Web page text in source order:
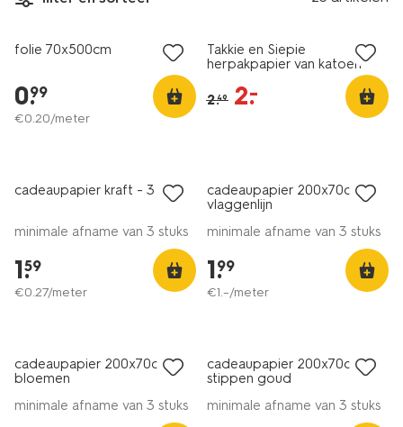
folie 70x500cm
0.
99
€0.20/meter
Takkie en Siepie
herpakpapier van katoen
2.49 2.
–
cadeaupapier kraft - 3 stuks
minimale afname van 3 stuks
1.
59
€0.27/meter
cadeaupapier 200x70cm
vlaggenlijn
minimale afname van 3 stuks
1.
99
€1.–/meter
cadeaupapier 200x70cm
bloemen
minimale afname van 3 stuks
cadeaupapier 200x70cm
stippen goud
minimale afname van 3 stuks